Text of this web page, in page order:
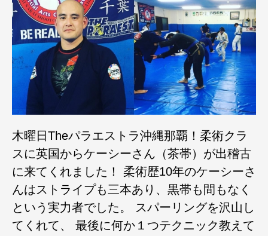
木曜日Theパラエストラ沖縄那覇！柔術クラ
スに英国からケーシーさん（茶帯）が出稽古
に来てくれました！ 柔術歴10年のケーシーさ
んはストライプも三本あり、黒帯も間もなく
という実力者でした。 スパーリングを沢山し
てくれて、 最後に何か１つテクニック教えて